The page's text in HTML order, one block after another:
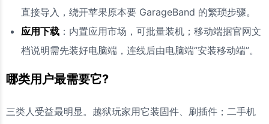
直接导入，绕开苹果原本要 GarageBand 的繁琐步骤。
应用下载 ：内置应用市场，可批量装机；移动端据官网文
档说明需先装好电脑端，连线后由电脑端”安装移动端”。
哪类用户最需要它?
三类人受益最明显。越狱玩家用它装固件、刷插件；二手机